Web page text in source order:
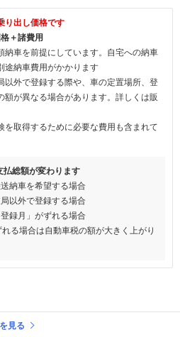
り出し価格です
＋諸費用
車を前提にしています。自宅への納車
途納車費用がかかります
外で登録する際や、車の定置場所、登
額が異なる場合があります。詳しくは販
取得するために必要な費用も含まれて
払総額が変わります
納車を希望する場合
以外で登録する場合
録月」がずれる場合
れる場合は自動車税の額が大きく上がり
見る